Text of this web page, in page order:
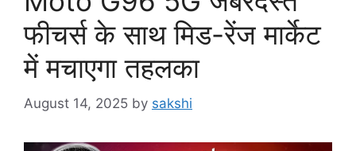
फीचर्स के साथ मिड-रेंज मार्केट
में मचाएगा तहलका
August 14, 2025 by sakshi